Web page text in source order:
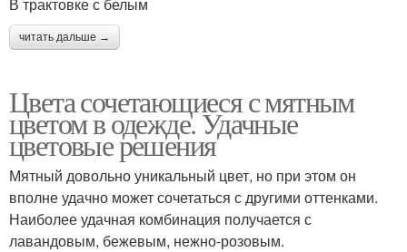
читать дальше →
Цвета сочетающиеся с мятным
цветом в одежде. Удачные
цветовые решения
Мятный довольно уникальный цвет, но при этом он
вполне удачно может сочетаться с другими оттенками.
Наиболее удачная комбинация получается с
лавандовым, бежевым, нежно-розовым.